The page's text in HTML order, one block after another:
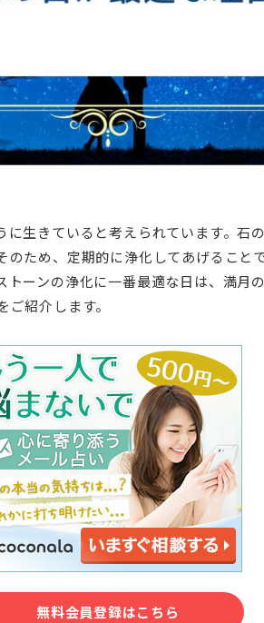
に生きていると考えられています。石
のため、定期的に浄化してあげること
ーンの浄化に一番最適な日は、満月
紹介します。
無料会員登録はこちら